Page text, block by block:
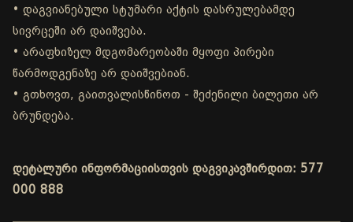
• დაგვიანებული სტუმარი აქტის დასრულებამდე
სივრცეში არ დაიშვება.
• არაფხიზელ მდგომარეობაში მყოფი პირები
წარმოდგენაზე არ დაიშვებიან.
• გთხოვთ, გაითვალისწინოთ - შეძენილი ბილეთი არ
ბრუნდება.
დეტალური ინფორმაციისთვის დაგვიკავშირდით: 577
000 888